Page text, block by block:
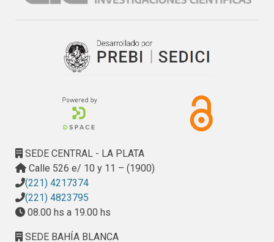
SEDE CENTRAL - LA PLATA
Calle 526 e/ 10 y 11 – (1900)
(221) 4217374
(221) 4823795
08.00 hs a 19.00 hs
SEDE BAHÍA BLANCA